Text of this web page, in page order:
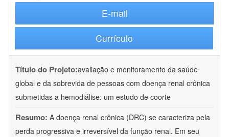
E-mail
Currículo
Título do Projeto:avaliação e monitoramento da saúde
global e da sobrevida de pessoas com doença renal crônica
submetidas a hemodiálise: um estudo de coorte
Resumo: A doença renal crônica (DRC) se caracteriza pela
perda progressiva e irreversível da função renal. Em seu